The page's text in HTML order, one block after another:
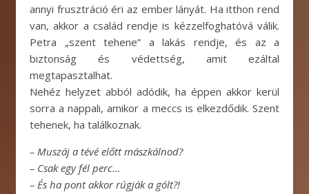
annyi frusztráció éri az ember lányát. Ha itthon rend
van, akkor a család rendje is kézzelfoghatóvá válik.
Petra „szent tehene” a lakás rendje, és az a
biztonság és védettség, amit ezáltal
megtapasztalhat.
Nehéz helyzet abból adódik, ha éppen akkor kerül
sorra a nappali, amikor a meccs is elkezdődik. Szent
tehenek, ha találkoznak.
– Muszáj a tévé előtt mászkálnod?
– Csak egy fél perc…
– És ha pont akkor rúgják a gólt?!